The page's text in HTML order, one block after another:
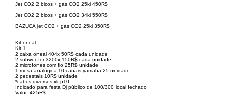
Jet CO2 2 bicos + gás CO2 25kl 450R$
Jet CO2 2 bicos + gás CO2 34kl 550R$
BAZUCA jet CO2 + gás CO2 25kl 350R$
Kit oneal
Kit 1
2 caixa oneal 404x 50R$ cada unidade
2 subwoofer 3200x 150R$ cada unidade
2 microfones com fio 25R$ unidade
1 mesa analógica 10 canais yamaha 25 unidade
2 pedestais 10R$ unidade
*cabos diversos xlr p10
Indicado para festa Dj público de 100/300 local fechado
Valor: 425R$